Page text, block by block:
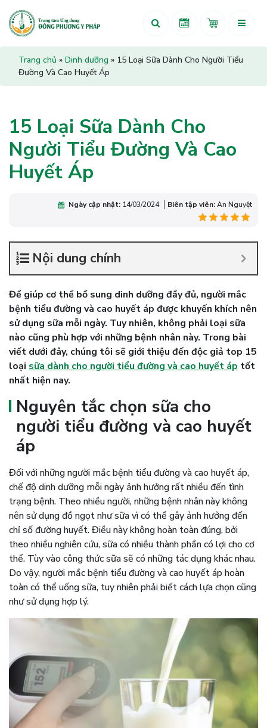
Trang chủ » Dinh dưỡng » 15 Loại Sữa Dành Cho Người Tiểu
Đường Và Cao Huyết Áp
15 Loại Sữa Dành Cho
Người Tiểu Đường Và Cao
Huyết Áp
Ngày cập nhật: 14/03/2024 Biên tập viên:An Nguyệt
Nội dung chính
Để giúp cơ thể bổ sung dinh dưỡng đầy đủ, người mắc
bệnh tiểu đường và cao huyết áp được khuyến khích nên
sử dụng sữa mỗi ngày. Tuy nhiên, không phải loại sữa
nào cũng phù hợp với những bệnh nhân này. Trong bài
viết dưới đây, chúng tôi sẽ giới thiệu đến độc giả top 15
loại sữa dành cho người tiểu đường và cao huyết áp tốt
nhất hiện nay.
Nguyên tắc chọn sữa cho
người tiểu đường và cao huyết
áp
Đối với những người mắc bệnh tiểu đường và cao huyết áp,
chế độ dinh dưỡng mỗi ngày ảnh hưởng rất nhiều đến tình
trạng bệnh. Theo nhiều người, những bệnh nhân này không
nên sử dụng đồ ngọt như sữa vì có thể gây ảnh hưởng đến
chỉ số đường huyết. Điều này không hoàn toàn đúng, bởi
theo nhiều nghiên cứu, sữa có nhiều thành phần có lợi cho cơ
thể. Tùy vào công thức sữa sẽ có những tác dụng khác nhau.
Do vậy, người mắc bệnh tiểu đường và cao huyết áp hoàn
toàn có thể uống sữa, tuy nhiên phải biết cách lựa chọn cũng
như sử dụng hợp lý.